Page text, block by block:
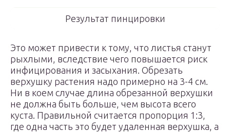
Результат пинцировки
Это может привести к тому, что листья станут
рыхлыми, вследствие чего повышается риск
инфицирования и засыхания. Обрезать
верхушку растения надо примерно на 3-4 см.
Ни в коем случае длина обрезанной верхушки
не должна быть больше, чем высота всего
куста. Правильной считается пропорция 1:3,
где одна часть это будет удаленная верхушка, а